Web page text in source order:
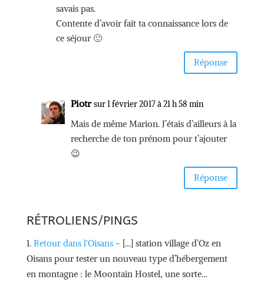
savais pas.
Contente d’avoir fait ta connaissance lors de
ce séjour 🙂
Réponse
Piotr sur 1 février 2017 à 21 h 58 min
Mais de même Marion. J’étais d’ailleurs à la
recherche de ton prénom pour t’ajouter
😉
Réponse
RÉTROLIENS/PINGS
Retour dans l'Oisans- […] station village d’Oz en
Oisans pour tester un nouveau type d’hébergement
en montagne : le Moontain Hostel, une sorte…